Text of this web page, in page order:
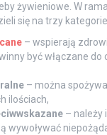
żywieniowe. W
się na trzy
– wspierają
być włączane do
– można
ilościach,
– należy
wywoływać